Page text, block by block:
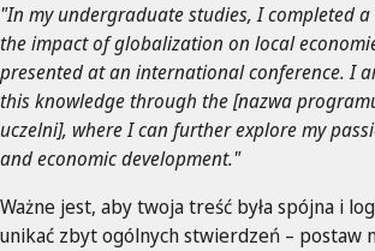
"In my undergraduate studies, I completed
the impact of globalization on local
presented at an international conference. I
this knowledge through the [nazwa
uczelni], where I can further explore my
and economic development."
Ważne jest, aby twoja treść była spójna i
unikać zbyt ogólnych stwierdzeń – postaw